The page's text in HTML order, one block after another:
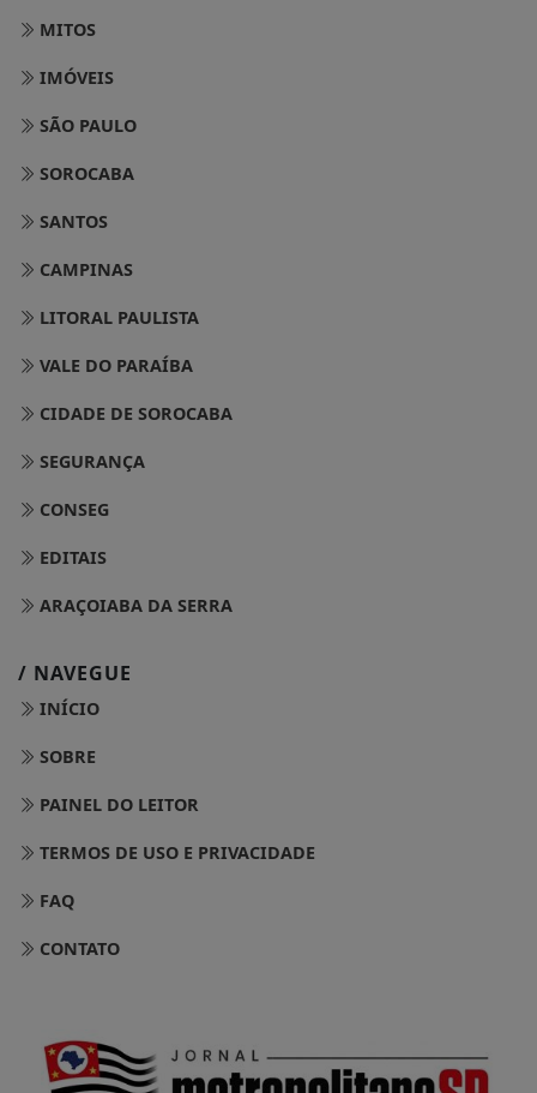
MITOS
IMÓVEIS
SÃO PAULO
SOROCABA
SANTOS
CAMPINAS
LITORAL PAULISTA
VALE DO PARAÍBA
CIDADE DE SOROCABA
SEGURANÇA
CONSEG
EDITAIS
ARAÇOIABA DA SERRA
/ NAVEGUE
INÍCIO
SOBRE
PAINEL DO LEITOR
TERMOS DE USO E PRIVACIDADE
FAQ
CONTATO